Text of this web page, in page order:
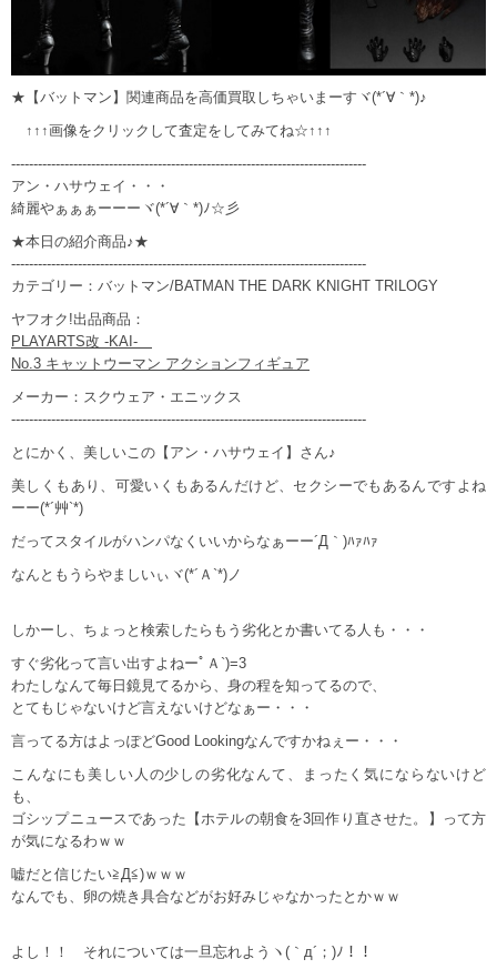
★【バットマン】関連商品を高価買取しちゃいまーすヾ(*´∀｀*)♪
↑↑↑画像をクリックして査定をしてみてね☆↑↑↑
--------------------------------------------------------------------------------
アン・ハサウェイ・・・
綺麗やぁぁぁーーーヾ(*´∀｀*)ﾉ☆彡
★本日の紹介商品♪★
--------------------------------------------------------------------------------
カテゴリー：バットマン/BATMAN THE DARK KNIGHT TRILOGY
ヤフオク!出品商品：
PLAYARTS改 -KAI-
No.3 キャットウーマン アクションフィギュア
メーカー：スクウェア・エニックス
--------------------------------------------------------------------------------
とにかく、美しいこの【アン・ハサウェイ】さん♪
美しくもあり、可愛いくもあるんだけど、セクシーでもあるんですよね
ーー(*´艸`*)
だってスタイルがハンパなくいいからなぁーー´Д｀)ﾊｧﾊｧ
なんともうらやましいぃヾ(*´Ａ`*)ノ
しかーし、ちょっと検索したらもう劣化とか書いてる人も・・・
すぐ劣化って言い出すよねーﾟＡ`)=3
わたしなんて毎日鏡見てるから、身の程を知ってるので、
とてもじゃないけど言えないけどなぁー・・・
言ってる方はよっぽどGood Lookingなんですかねぇー・・・
こんなにも美しい人の少しの劣化なんて、まったく気にならないけど
も、
ゴシップニュースであった【ホテルの朝食を3回作り直させた。】って方
が気になるわｗｗ
嘘だと信じたい≧Д≦)ｗｗｗ
なんでも、卵の焼き具合などがお好みじゃなかったとかｗｗ
よし！！ それについては一旦忘れようヽ(｀д´；)ﾉ！！